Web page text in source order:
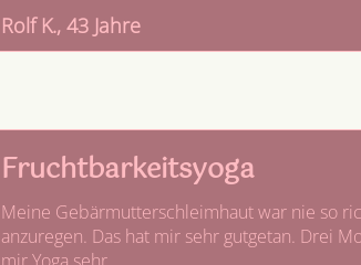
Rolf K., 43 Jahre
Fruchtbarkeitsyoga
Meine Gebärmutterschleimhaut war nie so
anzuregen. Das hat mir sehr gutgetan. Drei